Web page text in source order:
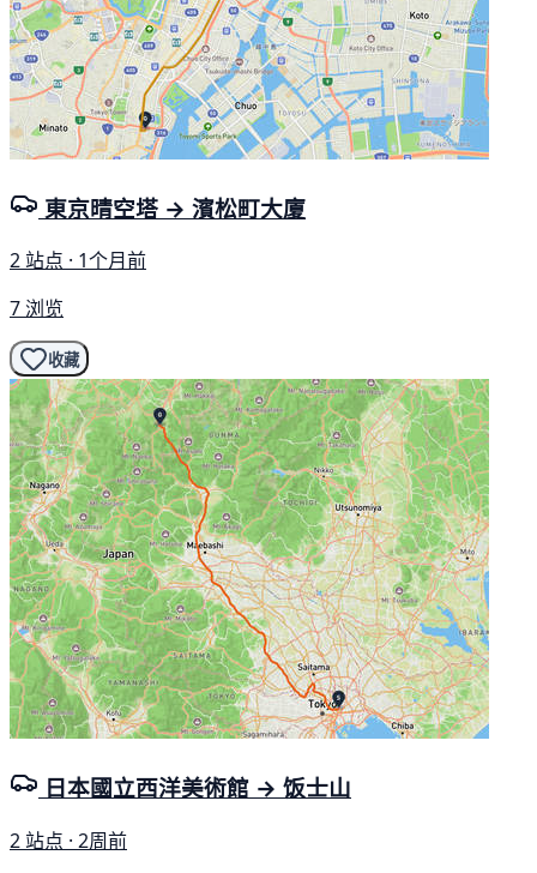
東京晴空塔 → 濱松町大廈
2 站点 · 1个月前
7 浏览
收藏
日本國立西洋美術館 → 饭士山
2 站点 · 2周前